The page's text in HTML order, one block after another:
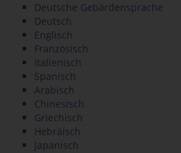
Deutsche Gebärdensprache
Deutsch
Englisch
Französisch
Italienisch
Spanisch
Arabisch
Chinesisch
Griechisch
Hebräisch
Japanisch